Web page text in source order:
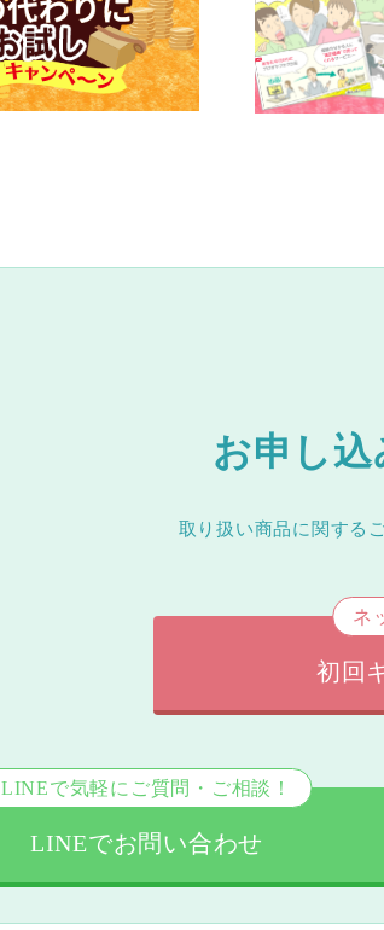
お申し
取り扱い商品に関する
ネ
初回
LINEで気軽にご質問・ご相談！
LINEでお問い合わせ